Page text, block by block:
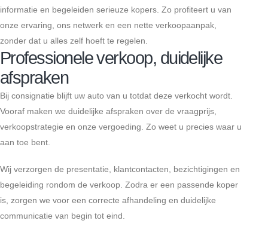
informatie en begeleiden serieuze kopers. Zo profiteert u van
onze ervaring, ons netwerk en een nette verkoopaanpak,
zonder dat u alles zelf hoeft te regelen.
Professionele verkoop, duidelijke
afspraken
Bij consignatie blijft uw auto van u totdat deze verkocht wordt.
Vooraf maken we duidelijke afspraken over de vraagprijs,
verkoopstrategie en onze vergoeding. Zo weet u precies waar u
aan toe bent.
Wij verzorgen de presentatie, klantcontacten, bezichtigingen en
begeleiding rondom de verkoop. Zodra er een passende koper
is, zorgen we voor een correcte afhandeling en duidelijke
communicatie van begin tot eind.